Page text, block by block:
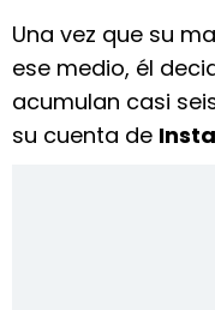
Una vez que su
ese medio, él
acumulan casi
su cuenta de